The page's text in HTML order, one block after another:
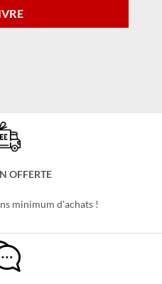
OFFERTE
minimum d'achats !